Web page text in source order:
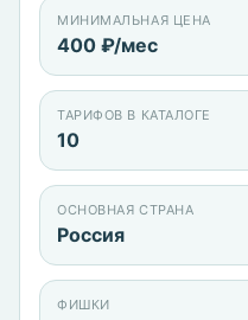
МИНИМАЛЬНАЯ ЦЕНА
400 ₽/мес
ТАРИФОВ В КАТАЛОГЕ
10
ОСНОВНАЯ СТРАНА
Россия
ФИШКИ